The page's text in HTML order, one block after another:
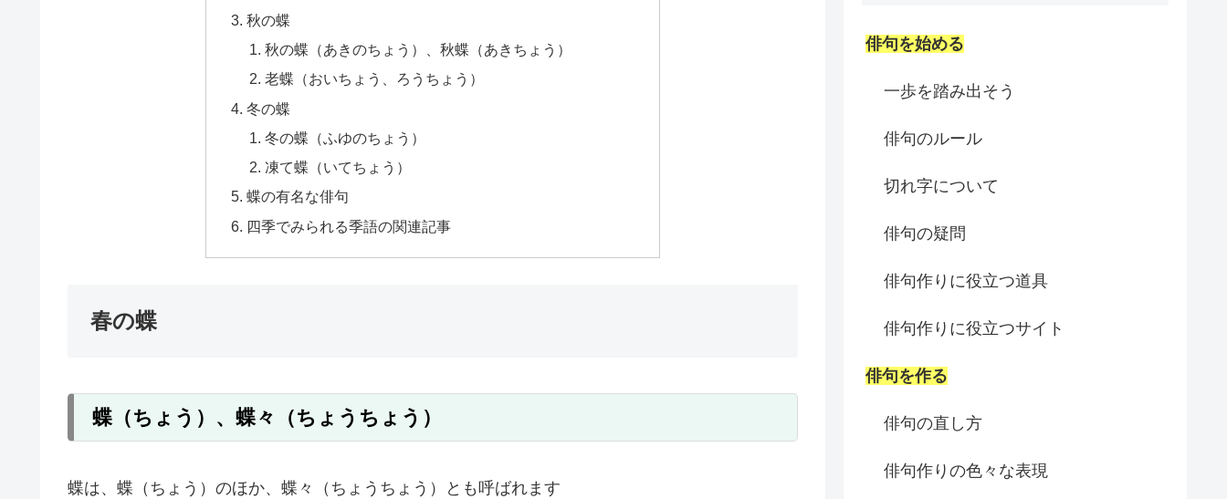
秋の蝶
秋の蝶（あきのちょう）、秋蝶（あきちょう）
老蝶（おいちょう、ろうちょう）
冬の蝶
冬の蝶（ふゆのちょう）
凍て蝶（いてちょう）
蝶の有名な俳句
四季でみられる季語の関連記事
春の蝶
蝶（ちょう）、蝶々（ちょうちょう）
蝶は、蝶（ちょう）のほか、蝶々（ちょうちょう）とも呼ばれます
俳句を始める
一歩を踏み出そう
俳句のルール
切れ字について
俳句の疑問
俳句作りに役立つ道具
俳句作りに役立つサイト
俳句を作る
俳句の直し方
俳句作りの色々な表現